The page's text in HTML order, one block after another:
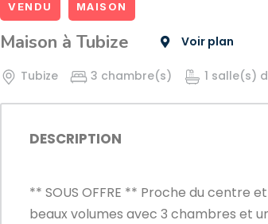
VENDU MAISON
Maison à Tubize Voir plan
Tubize 3 chambre(s) 1 salle(s)
DESCRIPTION
** SOUS OFFRE ** Proche du centre
beaux volumes avec 3 chambres et